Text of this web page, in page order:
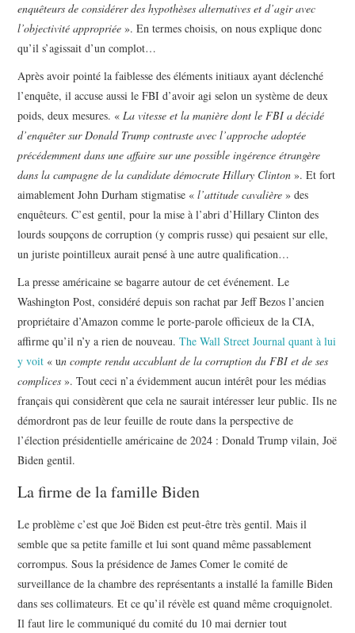
enquêteurs de considérer des hypothèses alternatives et d’agir avec
l’objectivité appropriée». En termes choisis, on nous explique donc
qu’il s’agissait d’un complot…
Après avoir pointé la faiblesse des éléments initiaux ayant déclenché
l’enquête, il accuse aussi le FBI d’avoir agi selon un système de deux
poids, deux mesures. « La vitesse et la manière dont le FBI a décidé
d’enquêter sur Donald Trump contraste avec l’approche adoptée
précédemment dans une affaire sur une possible ingérence étrangère
dans la campagne de la candidate démocrate Hillary Clinton». Et fort
aimablement John Durham stigmatise «l’attitude cavalière » des
enquêteurs. C’est gentil, pour la mise à l’abri d’Hillary Clinton des
lourds soupçons de corruption (y compris russe) qui pesaient sur elle,
un juriste pointilleux aurait pensé à une autre qualification…
La presse américaine se bagarre autour de cet événement. Le
Washington Post, considéré depuis son rachat par Jeff Bezos l’ancien
propriétaire d’Amazon comme le porte-parole officieux de la CIA,
affirme qu’il n’y a rien de nouveau.The Wall Street Journal quant à lui
y voit « un compte rendu accablant de la corruption du FBI et de ses
complices». Tout ceci n’a évidemment aucun intérêt pour les médias
français qui considèrent que cela ne saurait intéresser leur public. Ils ne
démordront pas de leur feuille de route dans la perspective de
l’élection présidentielle américaine de 2024 : Donald Trump vilain, Joë
Biden gentil.
La firme de la famille Biden
Le problème c’est que Joë Biden est peut-être très gentil. Mais il
semble que sa petite famille et lui sont quand même passablement
corrompus. Sous la présidence de James Comer le comité de
surveillance de la chambre des représentants a installé la famille Biden
dans ses collimateurs. Et ce qu’il révèle est quand même croquignolet.
Il faut lire le communiqué du comité du 10 mai dernier tout